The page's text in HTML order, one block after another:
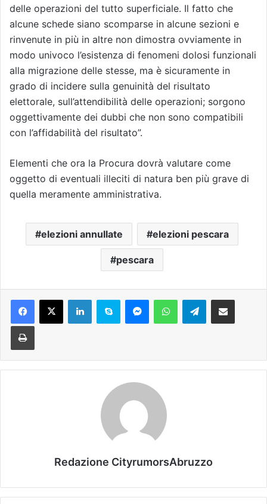
delle operazioni del tutto superficiale. Il fatto che
alcune schede siano scomparse in alcune sezioni e
rinvenute in più in altre non dimostra ovviamente in
modo univoco l’esistenza di fenomeni dolosi funzionali
alla migrazione delle stesse, ma è sicuramente in
grado di incidere sulla genuinità del risultato
elettorale, sull’attendibilità delle operazioni; sorgono
oggettivamente dei dubbi che non sono compatibili
con l’affidabilità del risultato”.
Elementi che ora la Procura dovrà valutare come
oggetto di eventuali illeciti di natura ben più grave di
quella meramente amministrativa.
elezioni annullate elezioni pescara
pescara
Telegram
Redazione CityrumorsAbruzzo